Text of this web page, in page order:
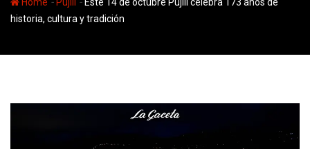
historia, cultura y tradición